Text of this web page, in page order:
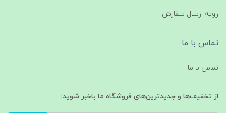
رویه ارسال سفارش
تماس با ما
تماس با ما
از تخفیف‌ها و جدیدترین‌های فروشگاه ما باخبر شوید: